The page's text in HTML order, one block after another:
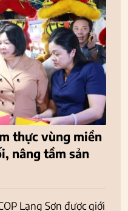
thực vùng miền
nâng tầm sản
Lạng Sơn được giới